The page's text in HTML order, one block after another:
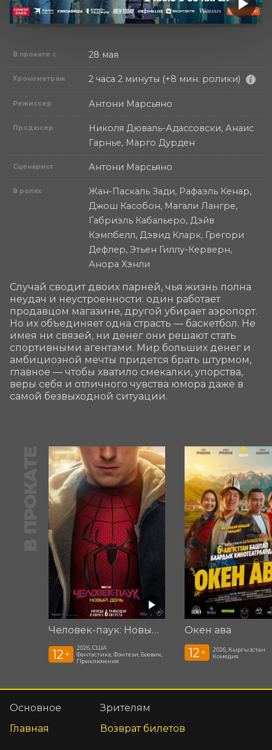
В прокате с 28 мая
Хронометраж 2 часа 2 минуты (+8 мин. ролики)
Режиссер Антони Марсьяно
Продюсер
Николя Дюваль-Адассовски, Анаис
Гарнье, Марго Дурден
Сценарист Антони Марсьяно
В ролях
Жан-Паскаль Зади, Рафаэль Кенар,
Джош Касобон, Магали Лангре,
Габриэль Кабальеро, Дэйв
Кэмпбелл, Дэвид Кларк, Грегори
Дефлер, Этьен Гиллу-Керверн,
Анора Хэнли
Случай сводит двоих парней, чья жизнь полна
неудач и неустроенности: один работает
продавцом магазине, другой убирает аэропорт.
Но их объединяет одна страсть — баскетбол. Не
имея ни связей, ни денег они решают стать
спортивными агентами. Мир больших денег и
амбициозной мечты придется брать штурмом,
главное — чтобы хватило смекалки, упорства,
веры себя и отличного чувства юмора даже в
самой безвыходной ситуации.
В ПРОКАТЕ
Человек-паук: Новый день
12 +
2026, США
Фантастика, Фэнтези, Боевик,
Приключения
Окен ава
12 +
2026, Кыргызстан
Комедия
Основное
Главная
Зрителям
Возврат билетов